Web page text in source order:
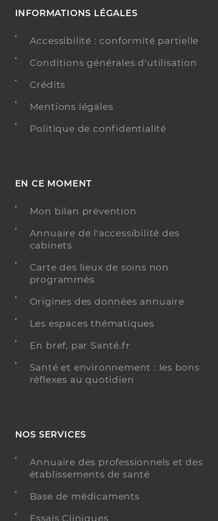
INFORMATIONS LÉGALES
Accessibilité : conformité partielle
Conditions générales d'utilisation
Crédits
Mentions légales
Politique de confidentialité
EN CE MOMENT
Mon bilan prévention
Annuaire de l'accessibilité des
cabinets
Carte des lieux de soins non
programmés
Origines des données annuaire
Les espaces thématiques
En bref, par Santé.fr
Santé et environnement : les bons
réflexes au quotidien
NOS SERVICES
Annuaire des professionnels et des
établissements de santé
Base de médicaments
Essais Cliniques